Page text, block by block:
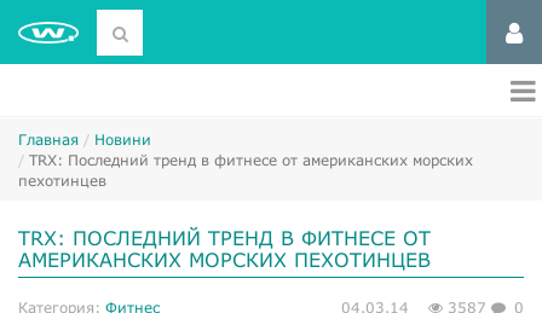
Главная
Новини
​TRX: Последний тренд в фитнесе от американских морских
пехотинцев
​TRX: ПОСЛЕДНИЙ ТРЕНД В ФИТНЕСЕ ОТ
АМЕРИКАНСКИХ МОРСКИХ ПЕХОТИНЦЕВ
Категория: Фитнес 04.03.14 3587 0